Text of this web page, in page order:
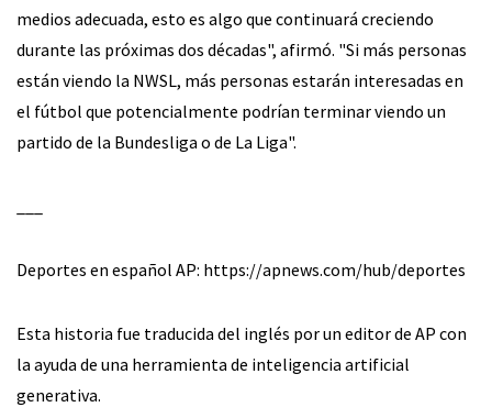
medios adecuada, esto es algo que continuará creciendo
durante las próximas dos décadas", afirmó. "Si más personas
están viendo la NWSL, más personas estarán interesadas en
el fútbol que potencialmente podrían terminar viendo un
partido de la Bundesliga o de La Liga".
Deportes en español AP: https://apnews.com/hub/deportes
Esta historia fue traducida del inglés por un editor de AP con
la ayuda de una herramienta de inteligencia artificial
generativa.